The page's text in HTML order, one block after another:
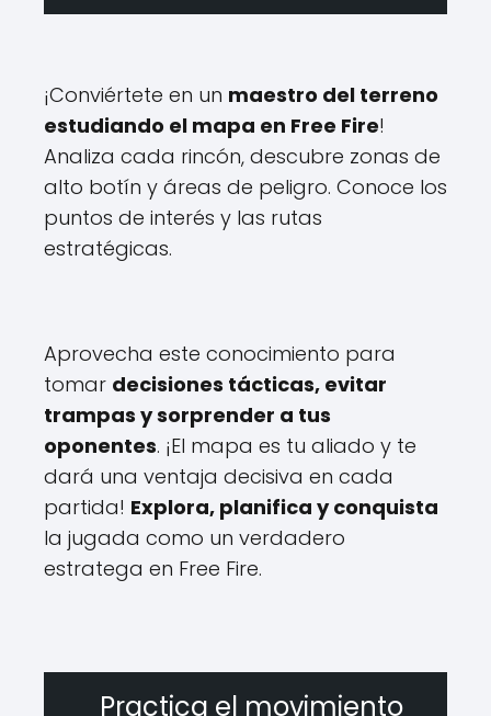
¡Conviértete en un maestro del terreno
estudiando el mapa en Free Fire!
Analiza cada rincón, descubre zonas de
alto botín y áreas de peligro. Conoce los
puntos de interés y las rutas
estratégicas.
Aprovecha este conocimiento para
tomar decisiones tácticas, evitar
trampas y sorprender a tus
oponentes. ¡El mapa es tu aliado y te
dará una ventaja decisiva en cada
partida! Explora, planifica y conquista
la jugada como un verdadero
estratega en Free Fire.
Practica el movimiento